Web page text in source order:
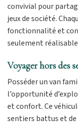
convivial pour
jeux de société.
fonctionnalité et
seulement
Voyager hors des
Posséder un van
l’opportunité
et confort. Ce
sentiers battus et